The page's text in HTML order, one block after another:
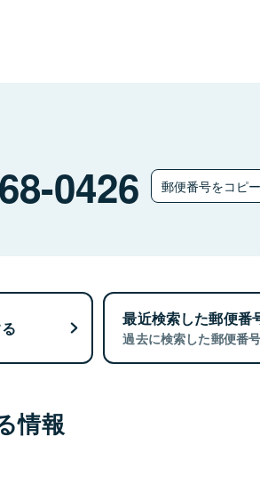
0426 郵便番号をコピ
最近検索した郵便番
過去に検索した郵便番
情報